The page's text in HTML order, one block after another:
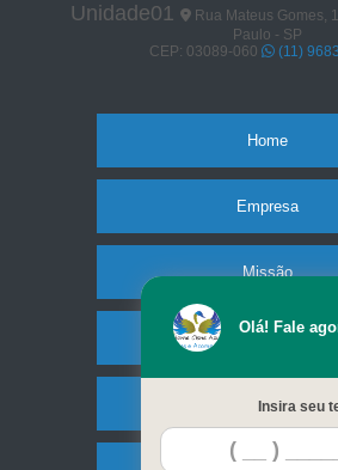
Unidade01
Rua Mateus Gomes,
Paulo - SP
CEP: 03089-060
(11)
Home
Empresa
Missão
Serviços
Contato
Olá! Fale
Insira seu